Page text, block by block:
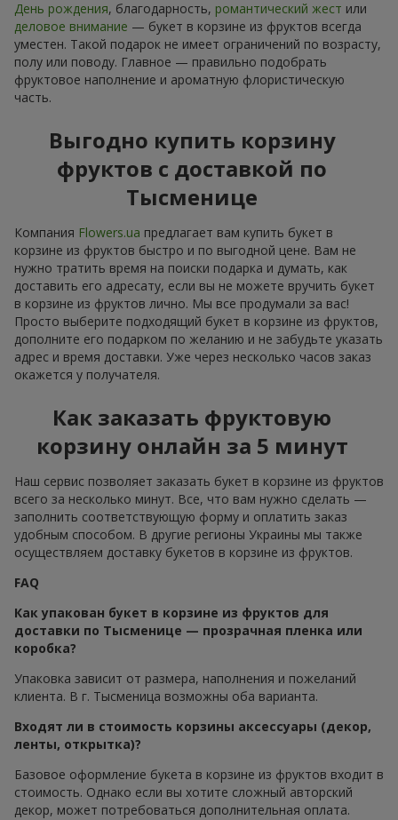
День рождения, благодарность, романтический жест или
деловое внимание — букет в корзине из фруктов всегда
уместен. Такой подарок не имеет ограничений по возрасту,
полу или поводу. Главное — правильно подобрать
фруктовое наполнение и ароматную флористическую
часть.
Выгодно купить корзину
фруктов с доставкой по
Тысменице
Компания Flowers.ua предлагает вам купить букет в
корзине из фруктов быстро и по выгодной цене. Вам не
нужно тратить время на поиски подарка и думать, как
доставить его адресату, если вы не можете вручить букет
в корзине из фруктов лично. Мы все продумали за вас!
Просто выберите подходящий букет в корзине из фруктов,
дополните его подарком по желанию и не забудьте указать
адрес и время доставки. Уже через несколько часов заказ
окажется у получателя.
Как заказать фруктовую
корзину онлайн за 5 минут
Наш сервис позволяет заказать букет в корзине из фруктов
всего за несколько минут. Все, что вам нужно сделать —
заполнить соответствующую форму и оплатить заказ
удобным способом. В другие регионы Украины мы также
осуществляем доставку букетов в корзине из фруктов.
FAQ
Как упакован букет в корзине из фруктов для
доставки по Тысменице — прозрачная пленка или
коробка?
Упаковка зависит от размера, наполнения и пожеланий
клиента. В г. Тысменица возможны оба варианта.
Входят ли в стоимость корзины аксессуары (декор,
ленты, открытка)?
Базовое оформление букета в корзине из фруктов входит в
стоимость. Однако если вы хотите сложный авторский
декор, может потребоваться дополнительная оплата.